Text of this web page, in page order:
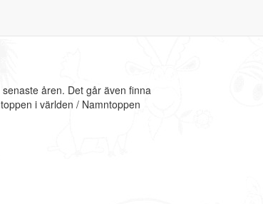
åren. Det går även finna
i världen / Namntoppen